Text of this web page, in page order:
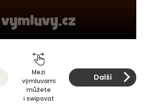
Mezi
výmluvami
můžete
i swipovat
Další